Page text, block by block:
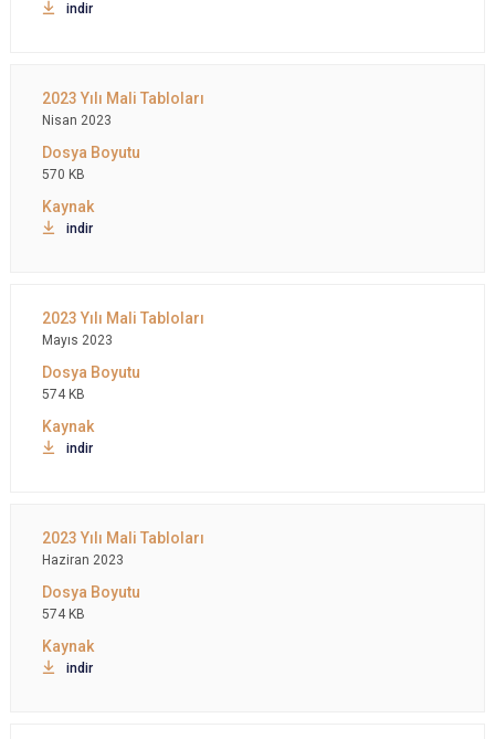
indir
Nisan 2023
570 KB
indir
Mayıs 2023
574 KB
indir
Haziran 2023
574 KB
indir